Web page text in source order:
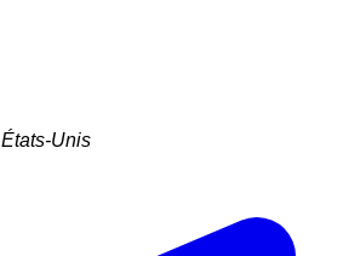
États-Unis